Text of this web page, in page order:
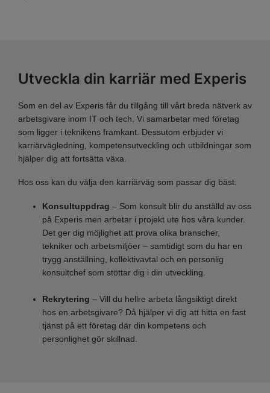
Utveckla din karriär med Experis
Som en del av Experis får du tillgång till vårt breda nätverk av
arbetsgivare inom IT och tech. Vi samarbetar med företag
som ligger i teknikens framkant. Dessutom erbjuder vi
karriärvägledning, kompetensutveckling och utbildningar som
hjälper dig att fortsätta växa.
Hos oss kan du välja den karriärväg som passar dig bäst:
Konsultuppdrag – Som konsult blir du anställd av oss
på Experis men arbetar i projekt ute hos våra kunder.
Det ger dig möjlighet att prova olika branscher,
tekniker och arbetsmiljöer – samtidigt som du har en
trygg anställning, kollektivavtal och en personlig
konsultchef som stöttar dig i din utveckling.
Rekrytering – Vill du hellre arbeta långsiktigt direkt
hos en arbetsgivare? Då hjälper vi dig att hitta en fast
tjänst på ett företag där din kompetens och
personlighet gör skillnad.